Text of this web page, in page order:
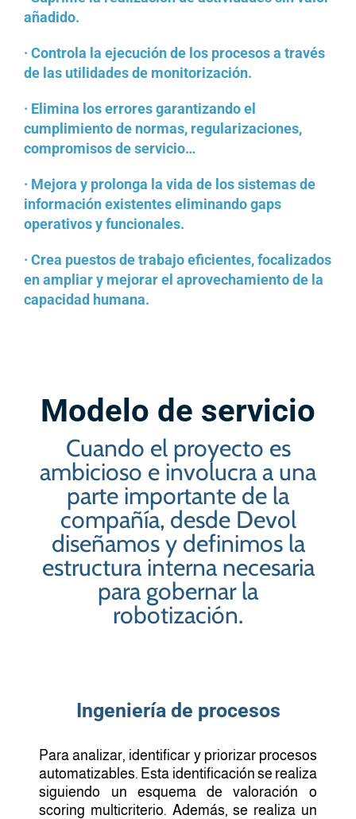
añadido.
· Controla la ejecución de los procesos a través
de las utilidades de monitorización.
· Elimina los errores garantizando el
cumplimiento de normas, regularizaciones,
compromisos de servicio…
· Mejora y prolonga la vida de los sistemas de
información existentes eliminando gaps
operativos y funcionales.
· Crea puestos de trabajo eficientes, focalizados
en ampliar y mejorar el aprovechamiento de la
capacidad humana.
Modelo de servicio
Cuando el proyecto es
ambicioso e involucra a una
parte importante de la
compañía, desde Devol
diseñamos y definimos la
estructura interna necesaria
para gobernar la
robotización.
Ingeniería de procesos
Para analizar, identificar y priorizar procesos
automatizables. Esta identificación se realiza
siguiendo un esquema de valoración o
scoring multicriterio. Además, se realiza un